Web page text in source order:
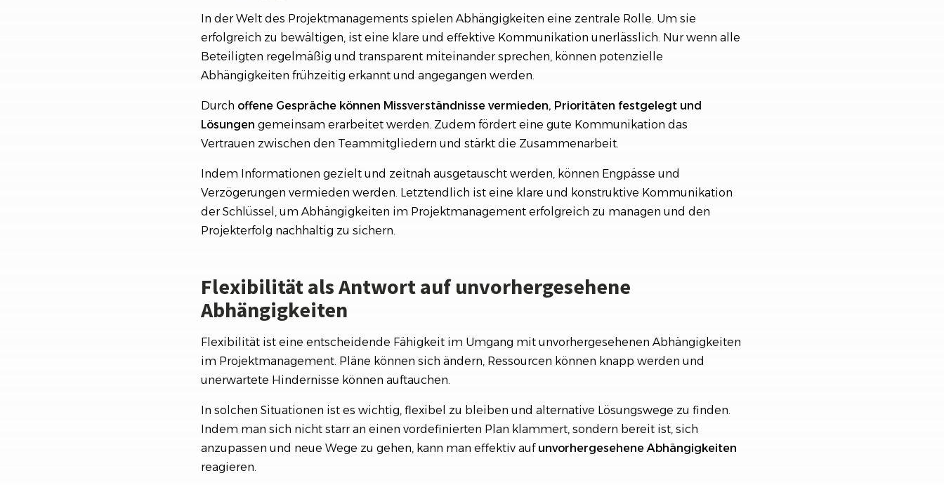
In der Welt des Projektmanagements spielen Abhängigkeiten eine zentrale Rolle. Um sie
erfolgreich zu bewältigen, ist eine klare und effektive Kommunikation unerlässlich. Nur wenn alle
Beteiligten regelmäßig und transparent miteinander sprechen, können potenzielle
Abhängigkeiten frühzeitig erkannt und angegangen werden.
Durch offene Gespräche können Missverständnisse vermieden, Prioritäten festgelegt und
Lösungen gemeinsam erarbeitet werden. Zudem fördert eine gute Kommunikation das
Vertrauen zwischen den Teammitgliedern und stärkt die Zusammenarbeit.
Indem Informationen gezielt und zeitnah ausgetauscht werden, können Engpässe und
Verzögerungen vermieden werden. Letztendlich ist eine klare und konstruktive Kommunikation
der Schlüssel, um Abhängigkeiten im Projektmanagement erfolgreich zu managen und den
Projekterfolg nachhaltig zu sichern.
Flexibilität als Antwort auf unvorhergesehene
Abhängigkeiten
Flexibilität ist eine entscheidende Fähigkeit im Umgang mit unvorhergesehenen Abhängigkeiten
im Projektmanagement. Pläne können sich ändern, Ressourcen können knapp werden und
unerwartete Hindernisse können auftauchen.
In solchen Situationen ist es wichtig, flexibel zu bleiben und alternative Lösungswege zu finden.
Indem man sich nicht starr an einen vordefinierten Plan klammert, sondern bereit ist, sich
anzupassen und neue Wege zu gehen, kann man effektiv auf unvorhergesehene Abhängigkeiten
reagieren.